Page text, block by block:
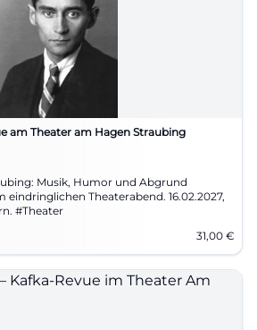
am Theater am Hagen Straubing
Musik, Humor und Abgrund
eindringlichen Theaterabend. 16.02.2027,
#Theater
31,00 €